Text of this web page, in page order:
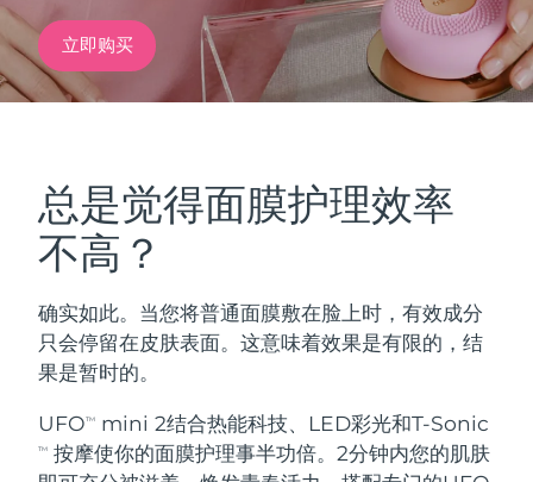
立即购买
总是觉得面膜护理效率
不高？
确实如此。当您将普通面膜敷在脸上时，有效成分
只会停留在皮肤表面。这意味着效果是有限的，结
果是暂时的。
UFOTM mini 2结合热能科技、LED彩光和T-Sonic
TM
按摩使你的面膜护理事半功倍。2分钟内您的肌肤
红光疗法
LUNA™ 4 套装
LUNA™ 4 Plus
BEAR™ 2 套装
BEAR™ 2 go
补水保湿 口腔护理
加拿大 预计送达日期8/12/26
奥地利 预计送达日期8/8/26
巴林
比利时 预计送达日期 8/8/26
百慕大 预计送达日期 8/14/26
波斯尼亚和黑塞哥维那 预计送达日期 8/11/26
文莱 预计送达日期8/13/26